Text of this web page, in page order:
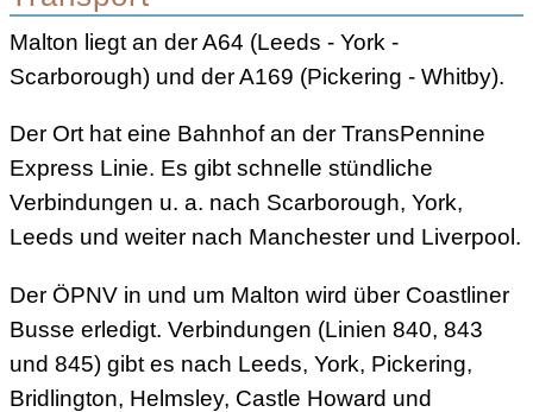
Malton liegt an der A64 (Leeds - York -
Scarborough) und der A169 (Pickering - Whitby).
Der Ort hat eine Bahnhof an der TransPennine
Express Linie. Es gibt schnelle stündliche
Verbindungen u. a. nach Scarborough, York,
Leeds und weiter nach Manchester und Liverpool.
Der ÖPNV in und um Malton wird über Coastliner
Busse erledigt. Verbindungen (Linien 840, 843
und 845) gibt es nach Leeds, York, Pickering,
Bridlington, Helmsley, Castle Howard und